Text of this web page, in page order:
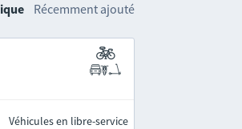
Récemment ajouté
Véhicules en libre-service